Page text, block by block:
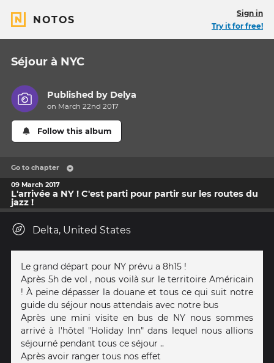
NOTOS
Sign in
Try it for free!
Séjour à NYC
Published by Delya
on March 22nd 2017
Follow this album
Go to chapter
09 March 2017
L'arrivée a NY ! C'est parti pour partir sur les routes du
jazz !
Delta, United States
Le grand départ pour NY prévu a 8h15 !
Après 5h de vol , nous voilà sur le territoire Américain
! À peine dépasser la douane et tous ce qui suit notre
guide du séjour nous attendais avec notre bus
Après une mini visite en bus de NY nous sommes
arrivé à l'hôtel "Holiday Inn" dans lequel nous allions
séjourné pendant tous ce séjour ..
Après avoir ranger tous nos effet